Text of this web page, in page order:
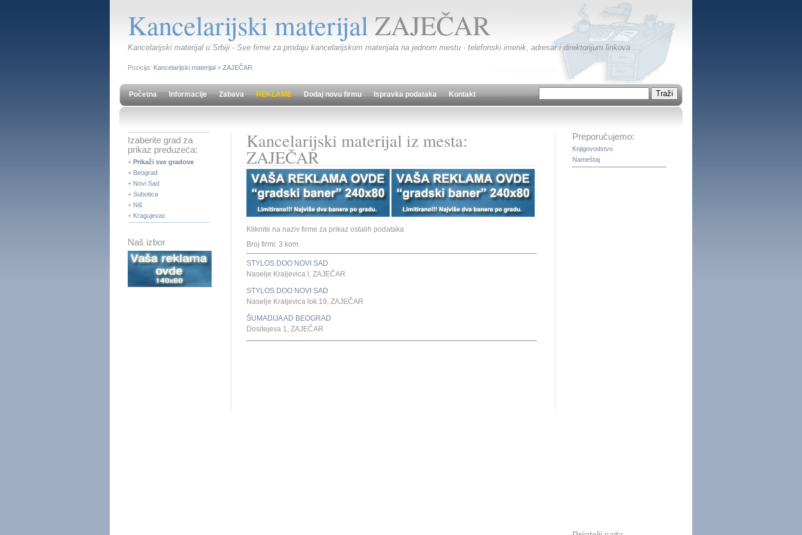
Kancelarijski materijalZAJEČAR
Kancelarijski materijal u Srbiji - Sve firme za prodaju kancelarijskom materijala na jednom mestu - telefonski imenik, adresar i direktorijum linkova
Pozicija: Kancelarijski materijal > ZAJEČAR
Početna Informacije Zabava REKLAME Dodaj novu firmu Ispravka podataka Kontakt
Izaberite grad za
prikaz preduzeća:
+ Prikaži sve gradove
+ Beograd
+ Novi Sad
+ Subotica
+ Niš
+ Kragujevac
Naš izbor
Kancelarijski materijal iz mesta:
ZAJEČAR
Kliknite na naziv firme za prikaz ostalih podataka
Broj firmi: 3 kom
STYLOS DOO NOVI SAD
Naselje Kraljevica l, ZAJEČAR
STYLOS DOO NOVI SAD
Naselje Kraljevica lok.19, ZAJEČAR
ŠUMADIJA AD BEOGRAD
Dositejeva 1, ZAJEČAR
Preporučujemo:
Knjigovodstvo
Nameštaj